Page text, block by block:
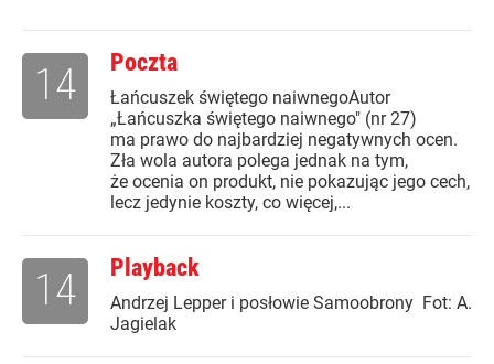
Poczta
Łańcuszek świętego naiwnegoAutor
„Łańcuszka świętego naiwnego" (nr 27)
ma prawo do najbardziej negatywnych ocen.
Zła wola autora polega jednak na tym,
że ocenia on produkt, nie pokazując jego cech,
lecz jedynie koszty, co więcej,...
14
Playback
Andrzej Lepper i posłowie Samoobrony Fot: A.
Jagielak
14